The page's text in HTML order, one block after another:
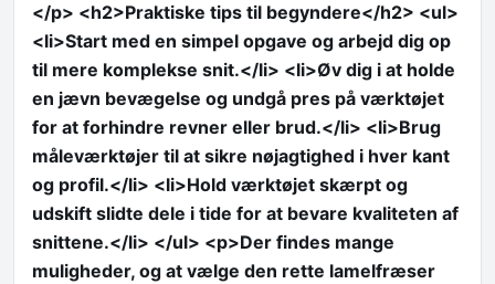
</p> <h2>Praktiske tips til begyndere</h2> <ul>
<li>Start med en simpel opgave og arbejd dig op
til mere komplekse snit.</li> <li>Øv dig i at holde
en jævn bevægelse og undgå pres på værktøjet
for at forhindre revner eller brud.</li> <li>Brug
måleværktøjer til at sikre nøjagtighed i hver kant
og profil.</li> <li>Hold værktøjet skærpt og
udskift slidte dele i tide for at bevare kvaliteten af
snittene.</li> </ul> <p>Der findes mange
muligheder, og at vælge den rette lamelfræser